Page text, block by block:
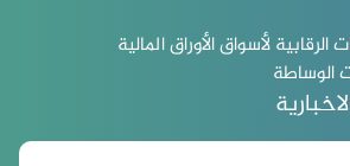
لأسواق الأوراق المالية
الوساطة